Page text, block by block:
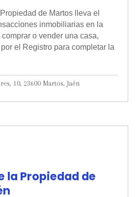
de Martos lleva el
inmobiliarias en la
o vender una casa,
el Registro para completar la
10, 23600 Martos, Jaén
la Propiedad de